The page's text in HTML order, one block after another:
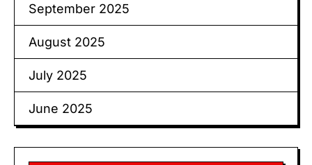
September 2025
August 2025
July 2025
June 2025